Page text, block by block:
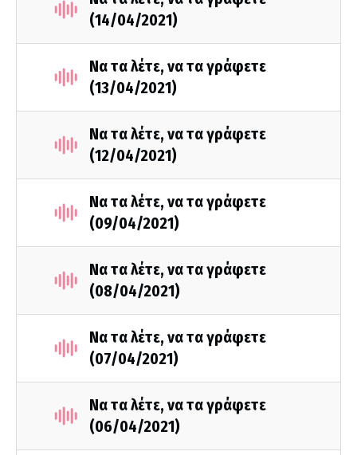
(14/04/2021)
Να τα λέτε, να τα γράφετε
(13/04/2021)
Να τα λέτε, να τα γράφετε
(12/04/2021)
Να τα λέτε, να τα γράφετε
(09/04/2021)
Να τα λέτε, να τα γράφετε
(08/04/2021)
Να τα λέτε, να τα γράφετε
(07/04/2021)
Να τα λέτε, να τα γράφετε
(06/04/2021)